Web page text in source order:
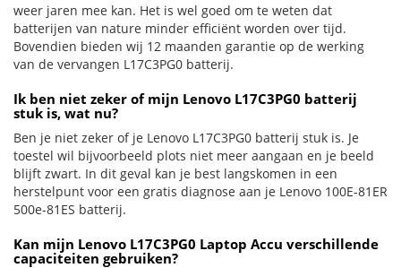
weer jaren mee kan. Het is wel goed om te weten dat
batterijen van nature minder efficiënt worden over tijd.
Bovendien bieden wij 12 maanden garantie op de werking
van de vervangen L17C3PG0 batterij.
Ik ben niet zeker of mijn Lenovo L17C3PG0 batterij
stuk is, wat nu?
Ben je niet zeker of je Lenovo L17C3PG0 batterij stuk is. Je
toestel wil bijvoorbeeld plots niet meer aangaan en je beeld
blijft zwart. In dit geval kan je best langskomen in een
herstelpunt voor een gratis diagnose aan je Lenovo 100E-81ER
500e-81ES batterij.
Kan mijn Lenovo L17C3PG0 Laptop Accu verschillende
capaciteiten gebruiken?